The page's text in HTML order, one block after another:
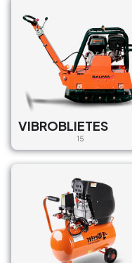
VIBROBLIETES
15